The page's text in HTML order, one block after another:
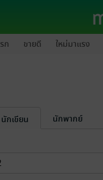
ก ขายดี ใหม่มาแรง
นักเขียน
นักพากย์